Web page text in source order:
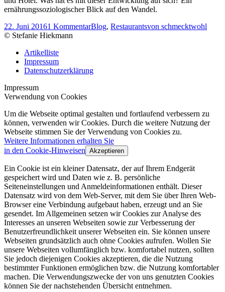
ernährungssoziologischer Blick auf den Wandel.
22. Juni 20161 KommentarBlog, Restaurantsvon schmecktwohl
© Stefanie Hiekmann
Artikelliste
Impressum
Datenschutzerklärung
Impressum
Verwendung von Cookies
Um die Webseite optimal gestalten und fortlaufend verbessern zu
können, verwenden wir Cookies. Durch die weitere Nutzung der
Webseite stimmen Sie der Verwendung von Cookies zu.
Weitere Informationen erhalten Sie
in den Cookie-Hinweisen Akzeptieren
Ein Cookie ist ein kleiner Datensatz, der auf Ihrem Endgerät
gespeichert wird und Daten wie z. B. persönliche
Seiteneinstellungen und Anmeldeinformationen enthält. Dieser
Datensatz wird von dem Web-Server, mit dem Sie über Ihren Web-
Browser eine Verbindung aufgebaut haben, erzeugt und an Sie
gesendet. Im Allgemeinen setzen wir Cookies zur Analyse des
Interesses an unseren Webseiten sowie zur Verbesserung der
Benutzerfreundlichkeit unserer Webseiten ein. Sie können unsere
Webseiten grundsätzlich auch ohne Cookies aufrufen. Wollen Sie
unsere Webseiten vollumfänglich bzw. komfortabel nutzen, sollten
Sie jedoch diejenigen Cookies akzeptieren, die die Nutzung
bestimmter Funktionen ermöglichen bzw. die Nutzung komfortabler
machen. Die Verwendungszwecke der von uns genutzten Cookies
können Sie der nachstehenden Übersicht entnehmen.